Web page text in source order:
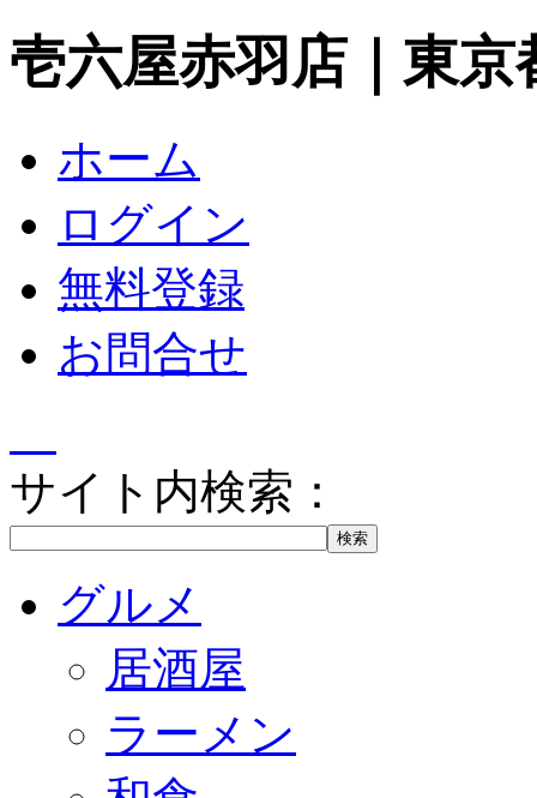
壱六屋赤羽店｜東
ホーム
ログイン
無料登録
お問合せ
サイト内検索：
グルメ
居酒屋
ラーメン